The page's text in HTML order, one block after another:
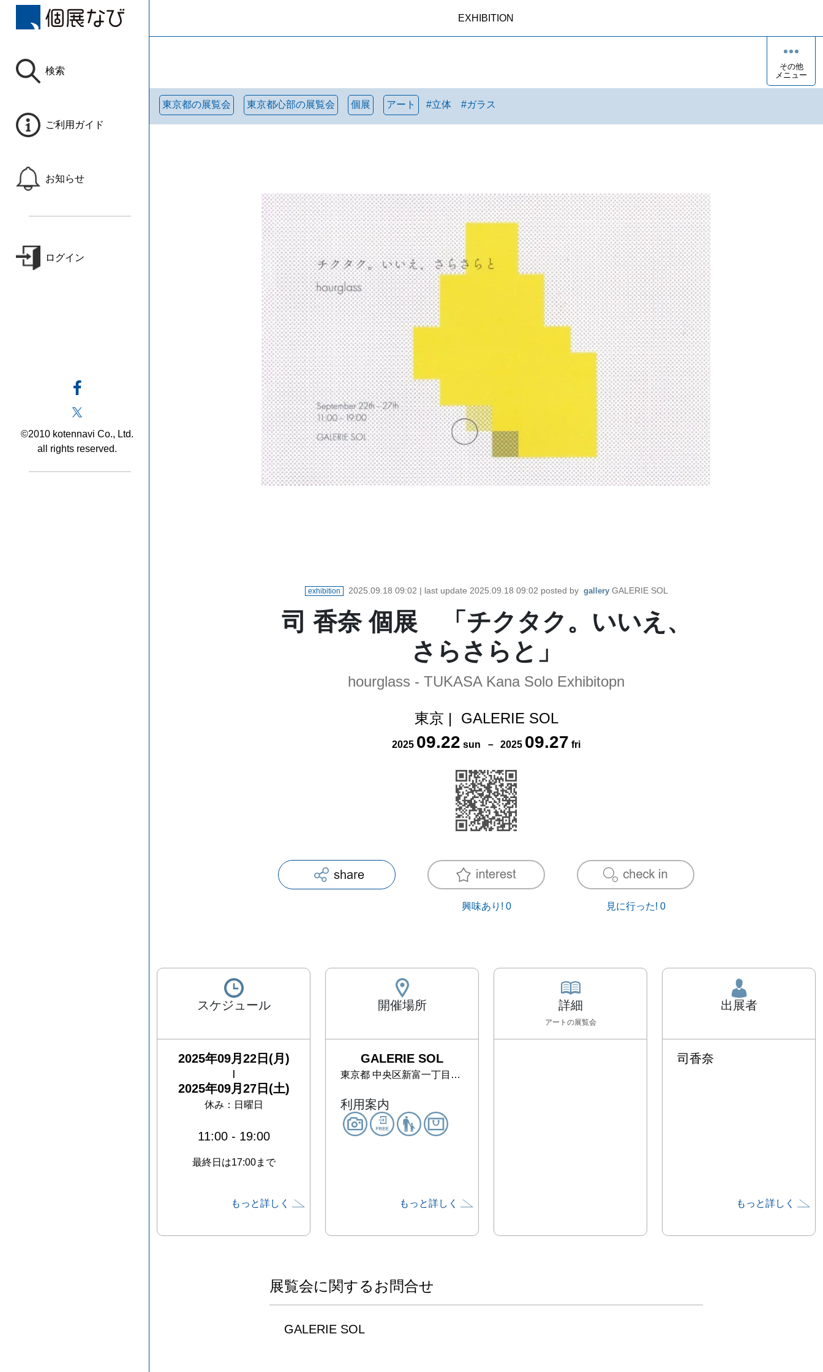
検索
ご利用ガイド
お知らせ
ログイン
©2010 kotennavi Co., Ltd.
all rights reserved.
EXHIBITION
その他
メニュー
東京都の展覧会 東京都心部の展覧会 個展 アート #立体 #ガラス
exhibition 2025.09.18 09:02 | last update 2025.09.18 09:02 posted by gallery GALERIE SOL
司 香奈 個展 「チクタク。いいえ、
さらさらと」
hourglass - TUKASA Kana Solo Exhibitopn
東京 | GALERIE SOL
2025 09.22 sun － 2025 09.27 fri
興味あり! 0 見に行った! 0
スケジュール
2025年09月22日(月)
2025年09月27日(土)
休み： 日曜日
11:00- 19:00
最終日は17:00まで
もっと詳しく
開催場所
GALERIE SOL
東京都 中央区新富一丁目3-11 銀座BLD. No.1 3階
利用案内
もっと詳しく
詳細
アート の展覧会
出展者
司香奈
もっと詳しく
展覧会に関するお問合せ
GALERIE SOL